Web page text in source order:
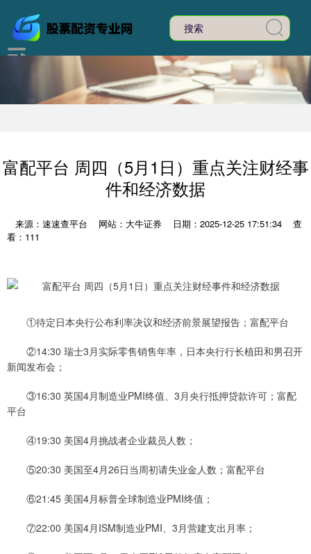
富配平台 周四（5月1日）重点关注财经事
件和经济数据
来源：速速查平台 网站：大牛证券 日期：2025-12-25 17:51:34
查
看：111
①待定日本央行公布利率决议和经济前景展望报告；富配平台
②14:30 瑞士3月实际零售销售年率，日本央行行长植田和男召开
新闻发布会；
③16:30 英国4月制造业PMI终值、3月央行抵押贷款许可；富配
平台
④19:30 美国4月挑战者企业裁员人数；
⑤20:30 美国至4月26日当周初请失业金人数；富配平台
⑥21:45 美国4月标普全球制造业PMI终值；
⑦22:00 美国4月ISM制造业PMI、3月营建支出月率；